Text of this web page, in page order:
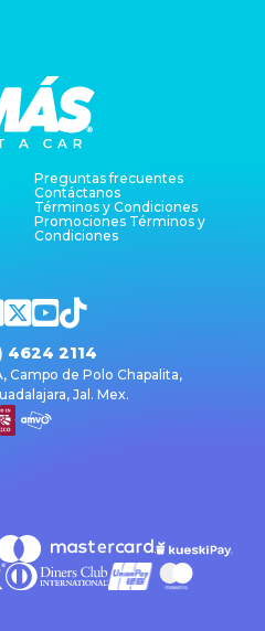
Preguntas frecuentes
Contáctanos
Términos y Condiciones
Promociones Términos y
Condiciones
4624 2114
Campo de Polo Chapalita,
Jal. Mex.